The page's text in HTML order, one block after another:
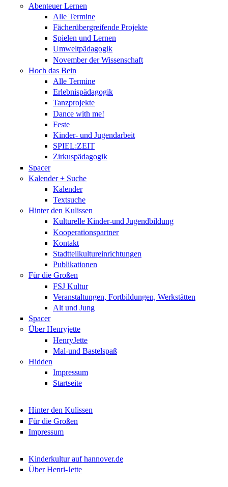
Abenteuer Lernen
Alle Termine
Fächerübergreifende Projekte
Spielen und Lernen
Umweltpädagogik
November der Wissenschaft
Hoch das Bein
Alle Termine
Erlebnispädagogik
Tanzprojekte
Dance with me!
Feste
Kinder- und Jugendarbeit
SPIEL:ZEIT
Zirkuspädagogik
Spacer
Kalender + Suche
Kalender
Textsuche
Hinter den Kulissen
Kulturelle Kinder-und Jugendbildung
Kooperationspartner
Kontakt
Stadtteilkultureinrichtungen
Publikationen
Für die Großen
FSJ Kultur
Veranstaltungen, Fortbildungen, Werkstätten
Alt und Jung
Spacer
Über Henryjette
HenryJette
Mal-und Bastelspaß
Hidden
Impressum
Startseite
Hinter den Kulissen
Für die Großen
Impressum
Kinderkultur auf hannover.de
Über Henri-Jette